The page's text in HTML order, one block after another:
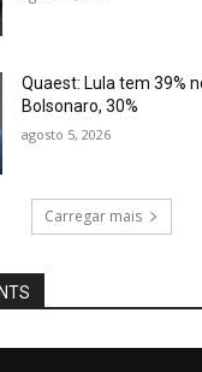
Quaest: Lula tem 39%
Bolsonaro, 30%
agosto 5, 2026
Carregar mais